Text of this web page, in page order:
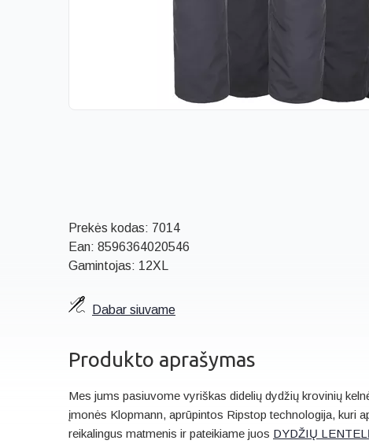
Prekės kodas: 7014
Ean: 8596364020546
Gamintojas: 12XL
Dabar siuvame
Produkto aprašymas
Mes jums pasiuvome vyriškas didelių dydžių krovinių
įmonės Klopmann, aprūpintos Ripstop technologija, kuri
reikalingus matmenis ir pateikiame juos DYDŽIŲ